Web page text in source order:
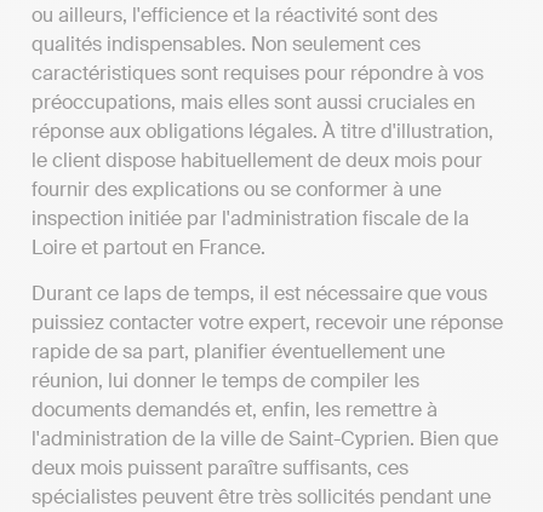
ou ailleurs, l'efficience et la réactivité sont des
qualités indispensables. Non seulement ces
caractéristiques sont requises pour répondre à vos
préoccupations, mais elles sont aussi cruciales en
réponse aux obligations légales. À titre d'illustration,
le client dispose habituellement de deux mois pour
fournir des explications ou se conformer à une
inspection initiée par l'administration fiscale de la
Loire et partout en France.
Durant ce laps de temps, il est nécessaire que vous
puissiez contacter votre expert, recevoir une réponse
rapide de sa part, planifier éventuellement une
réunion, lui donner le temps de compiler les
documents demandés et, enfin, les remettre à
l'administration de la ville de Saint-Cyprien. Bien que
deux mois puissent paraître suffisants, ces
spécialistes peuvent être très sollicités pendant une